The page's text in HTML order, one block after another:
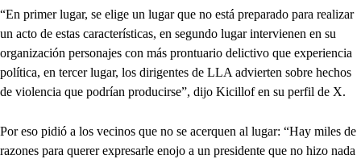
“En primer lugar, se elige un lugar que no está preparado para realizar
un acto de estas características, en segundo lugar intervienen en su
organización personajes con más prontuario delictivo que experiencia
política, en tercer lugar, los dirigentes de LLA advierten sobre hechos
de violencia que podrían producirse”, dijo Kicillof en su perfil de X.
Por eso pidió a los vecinos que no se acerquen al lugar: “Hay miles de
razones para querer expresarle enojo a un presidente que no hizo nada